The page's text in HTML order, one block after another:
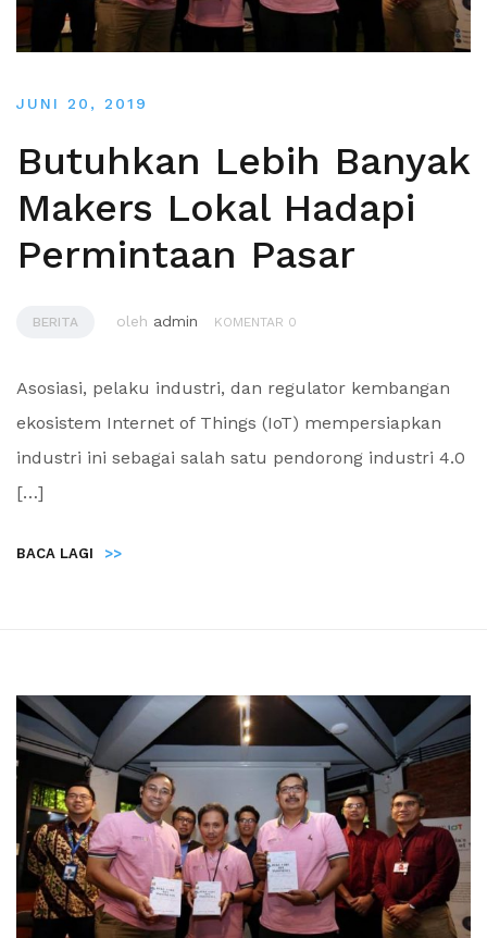
JUNI 20, 2019
Butuhkan Lebih Banyak
Makers Lokal Hadapi
Permintaan Pasar
BERITA oleh admin KOMENTAR 0
Asosiasi, pelaku industri, dan regulator kembangan
ekosistem Internet of Things (IoT) mempersiapkan
industri ini sebagai salah satu pendorong industri 4.0
[…]
BACA LAGI >>